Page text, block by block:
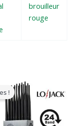
brouilleur
rouge
!
prix
original
était
$1,599.00.
prix
actuel
$829.88.